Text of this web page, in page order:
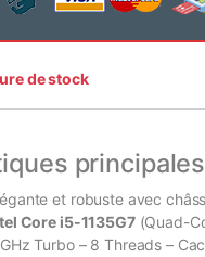
de stock
et robuste avec
Core i5-1135G7(Quad-
Turbo – 8 Threads –